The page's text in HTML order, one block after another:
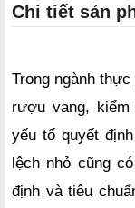
Chi tiết sản
Trong ngành
rượu vang,
yếu tố quyết
lệch nhỏ cũng
định và tiêu